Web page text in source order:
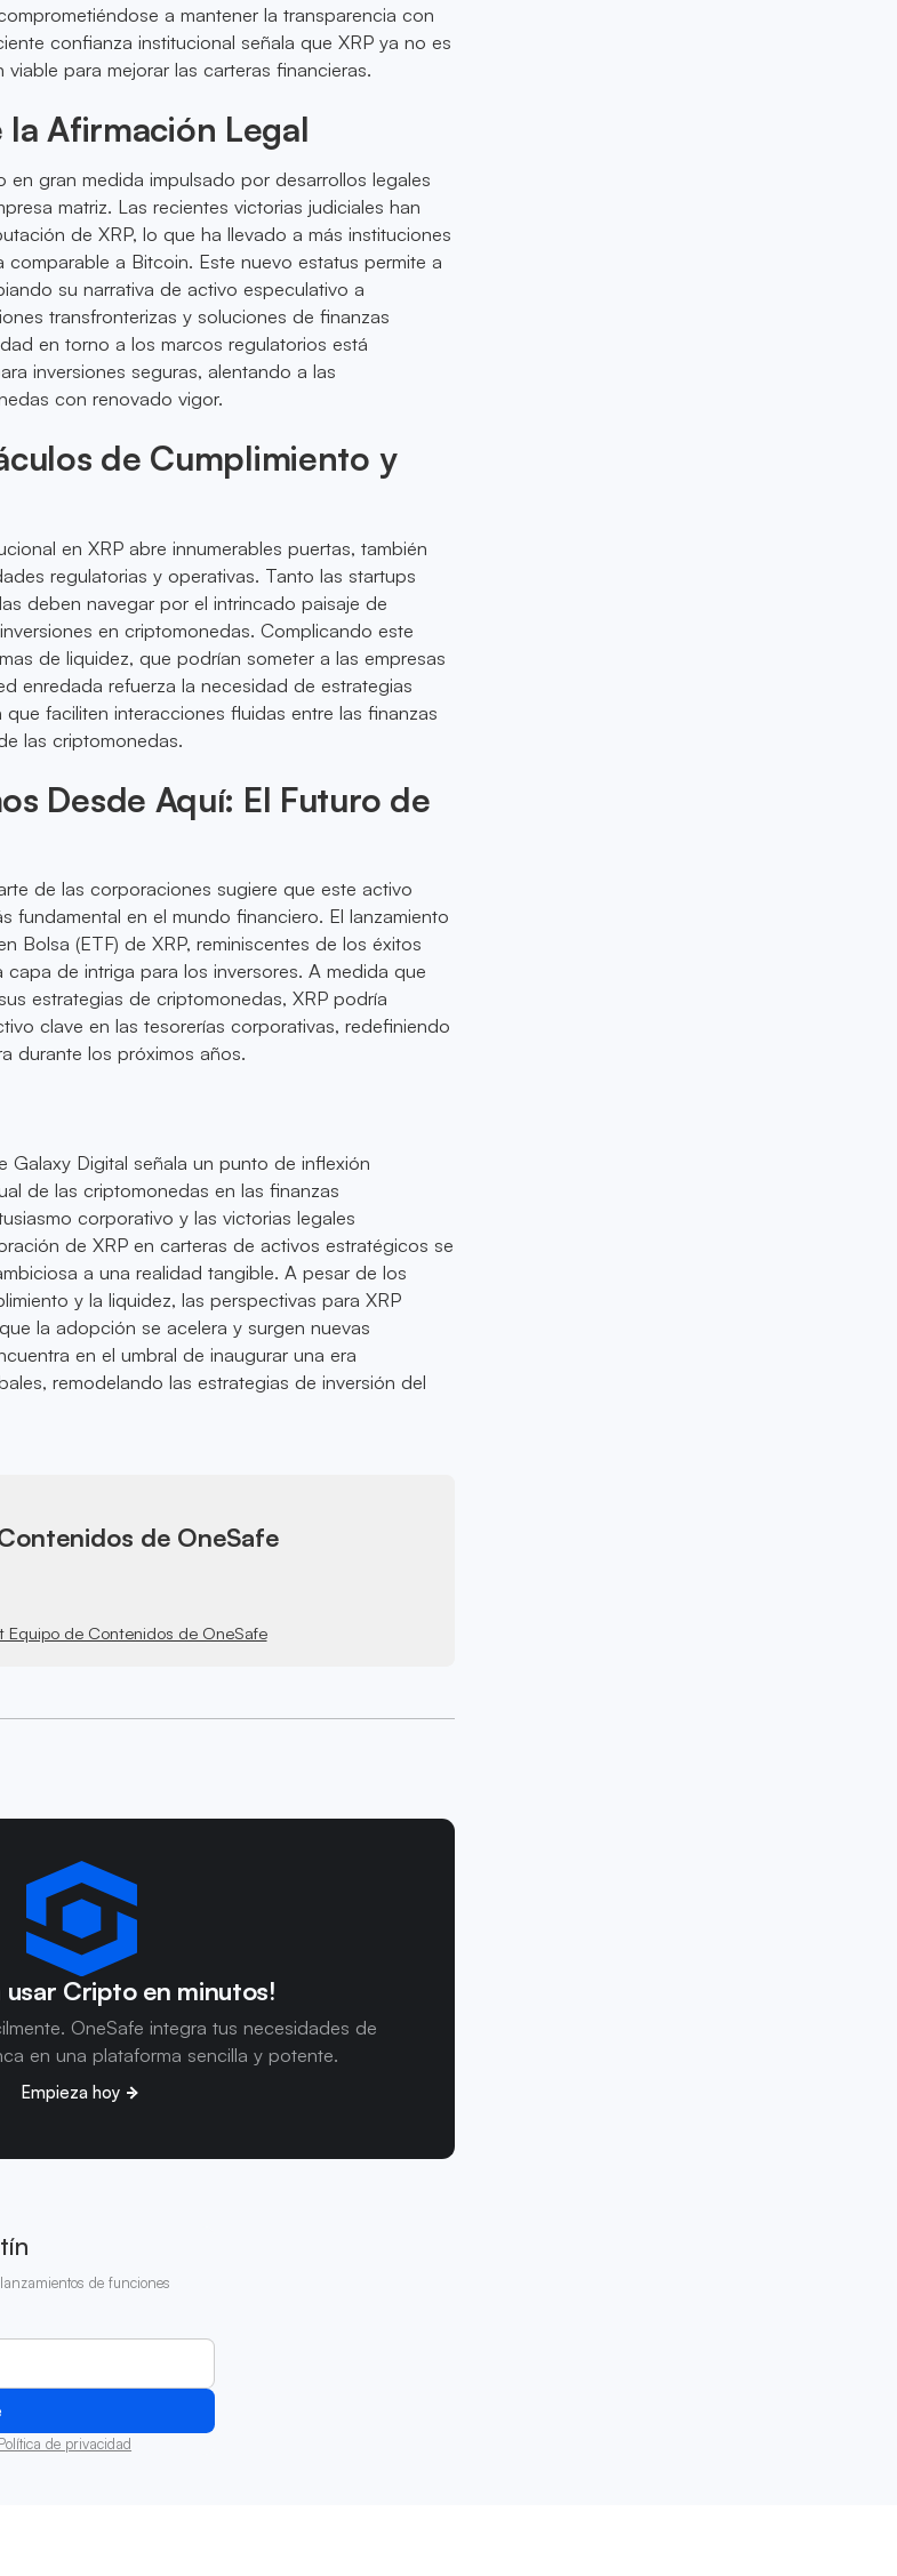
a mantener la transparencia con
confianza institucional señala que XRP ya no es
para mejorar las carteras financieras.
Afirmación Legal
en gran medida impulsado por desarrollos legales
matriz. Las recientes victorias judiciales han
de XRP, lo que ha llevado a más instituciones
a Bitcoin. Este nuevo estatus permite a
su narrativa de activo especulativo a
transfronterizas y soluciones de finanzas
en torno a los marcos regulatorios está
inversiones seguras, alentando a las
con renovado vigor.
de Cumplimiento y
en XRP abre innumerables puertas, también
regulatorias y operativas. Tanto las startups
deben navegar por el intrincado paisaje de
en criptomonedas. Complicando este
de liquidez, que podrían someter a las empresas
enredada refuerza la necesidad de estrategias
faciliten interacciones fluidas entre las finanzas
las criptomonedas.
Desde Aquí: El Futuro de
de las corporaciones sugiere que este activo
fundamental en el mundo financiero. El lanzamiento
Bolsa (ETF) de XRP, reminiscentes de los éxitos
de intriga para los inversores. A medida que
estrategias de criptomonedas, XRP podría
clave en las tesorerías corporativas, redefiniendo
durante los próximos años.
Galaxy Digital señala un punto de inflexión
de las criptomonedas en las finanzas
corporativo y las victorias legales
de XRP en carteras de activos estratégicos se
a una realidad tangible. A pesar de los
y la liquidez, las perspectivas para XRP
la adopción se acelera y surgen nuevas
en el umbral de inaugurar una era
remodelando las estrategias de inversión del
de OneSafe
Equipo de Contenidos de OneSafe
usar Cripto en minutos!
OneSafe integra tus necesidades de
en una plataforma sencilla y potente.
Empieza hoy
de funciones
de privacidad